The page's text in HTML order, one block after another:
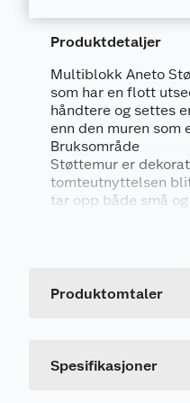
Produktdetaljer
Multiblokk Aneto
som har en flott
håndtere og settes
enn den muren som
Bruksområde
Støttemur er
tomteutnyttelsen
tar opp både små
Holdbar-
Aneto normal
Produktomtaler
Spesifikasjoner
Leverandørens